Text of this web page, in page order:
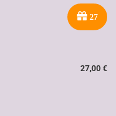
27
27,00 €